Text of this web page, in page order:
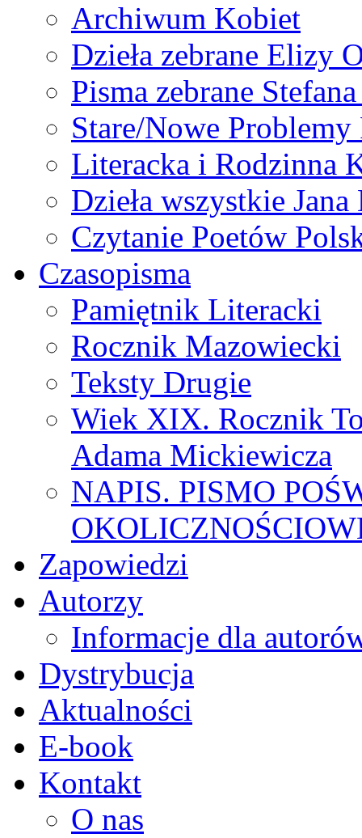
Archiwum Kobiet
Dzieła zebrane Elizy
Pisma zebrane
Stare/Nowe
Literacka i Rodzinna
Dzieła wszystkie
Czytanie Poetów
Czasopisma
Pamiętnik Literacki
Rocznik Mazowiecki
Teksty Drugie
Wiek XIX. Rocznik
Adama Mickiewicza
NAPIS. PISMO
Zapowiedzi
Autorzy
Informacje dla
Dystrybucja
Aktualności
E-book
Kontakt
O nas